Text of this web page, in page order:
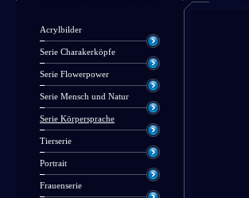
Acrylbilder
Serie Charakerköpfe
Serie Flowerpower
Serie Mensch und Natur
Serie Körpersprache
Tierserie
Portrait
Frauenserie